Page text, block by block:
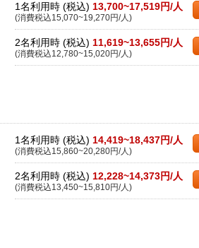
1名利用時 (税込) 13,700~17,519円/人
(消費税込15,070~19,270円/人)
2名利用時 (税込) 11,619~13,655円/人
(消費税込12,780~15,020円/人)
1名利用時 (税込) 14,419~18,437円/人
(消費税込15,860~20,280円/人)
2名利用時 (税込) 12,228~14,373円/人
(消費税込13,450~15,810円/人)